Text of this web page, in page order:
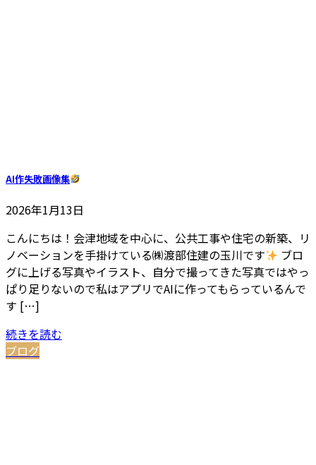
AI作失敗画像集
2026年1月13日
こんにちは！会津地域を中心に、公共工事や住宅の新築、リ
ノベーションを手掛けている㈱渡部住建の玉川です
ブロ
グに上げる写真やイラスト、自分で撮ってきた写真ではやっ
ぱり足りないので私はアプリでAIに作ってもらっているんで
す […]
続きを読む
ブログ